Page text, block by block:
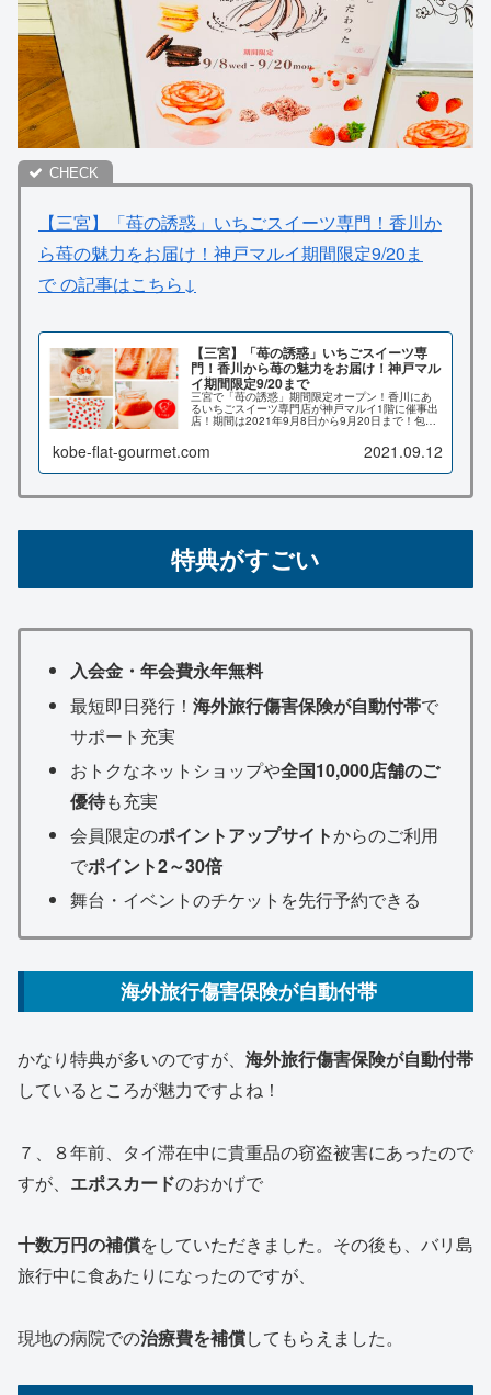
【三宮】「苺の誘惑」いちごスイーツ専門！香川か
ら苺の魅力をお届け！神戸マルイ期間限定9/20ま
で の記事はこちら↓
【三宮】「苺の誘惑」いちごスイーツ専
門！香川から苺の魅力をお届け！神戸マル
イ期間限定9/20まで
三宮で「苺の誘惑」期間限定オープン！香川にあ
るいちごスイーツ専門店が神戸マルイ1階に催事出
店！期間は2021年9月8日から9月20日まで！包装
品！こちらの記事では実際に食べてみた感想など
詳しくお伝え致します♪
kobe-flat-gourmet.com 2021.09.12
特典がすごい
入会金・年会費永年無料
最短即日発行！海外旅行傷害保険が自動付帯で
サポート充実
おトクなネットショップや全国10,000店舗のご
優待も充実
会員限定のポイントアップサイトからのご利用
でポイント2～30倍
舞台・イベントのチケットを先行予約できる
海外旅行傷害保険が自動付帯
かなり特典が多いのですが、 海外旅行傷害保険が自動付帯
しているところが魅力ですよね！
７、８年前、タイ滞在中に貴重品の窃盗被害にあったので
すが、 エポスカードのおかげで
十数万円の補償をしていただきました。その後も、バリ島
旅行中に食あたりになったのですが、
現地の病院での治療費を補償してもらえました。